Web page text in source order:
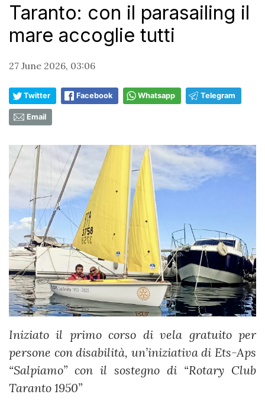
Taranto: con il parasailing il
mare accoglie tutti
27 June 2026, 03:06
Twitter Facebook Whatsapp Telegram
Email
Iniziato il primo corso di vela gratuito per
persone con disabilità, un’iniziativa di Ets-Aps
“Salpiamo” con il sostegno di “Rotary Club
Taranto 1950”